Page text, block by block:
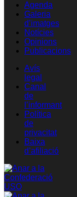
Agenda
Galeria
d’imatges
Notícies
Opinions
Publicacions
Avís
legal
Canal
de
l’informant
Política
de
privacitat
Baixa
d’afiliació